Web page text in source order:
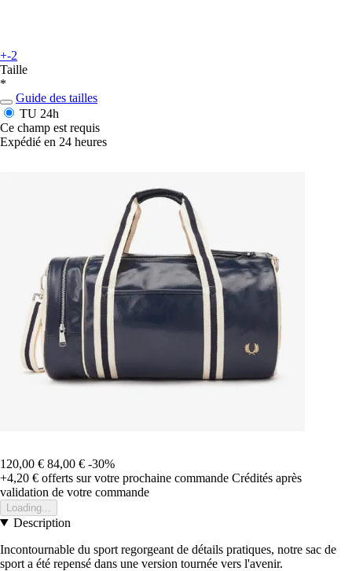
+-2
Taille
*
Guide des tailles
TU 24h
Ce champ est requis
Expédié en 24 heures
120,00 € 84,00 € -30%
+4,20 € offerts sur votre prochaine commande Crédités après
validation de votre commande
Loading...
Description
Incontournable du sport regorgeant de détails pratiques, notre sac de
sport a été repensé dans une version tournée vers l'avenir.